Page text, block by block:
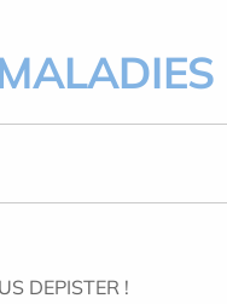
DEPISTER !